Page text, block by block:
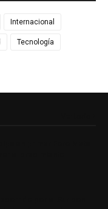
Internacional
Tecnología